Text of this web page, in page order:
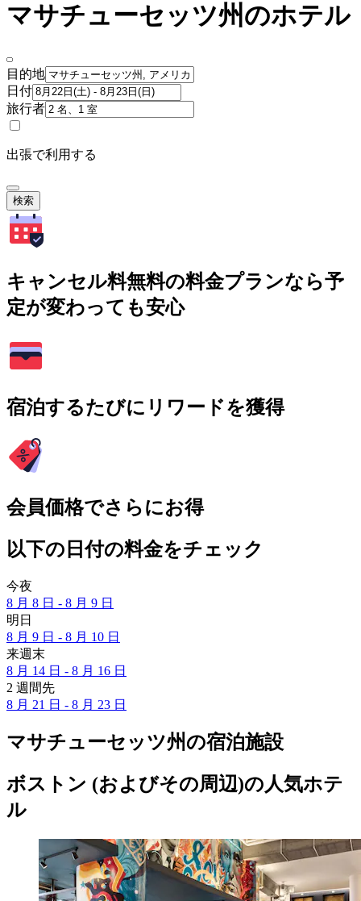
マサチューセッツ州のホテル
目的地
日付
旅行者
出張で利用する
検索
キャンセル料無料の料金プランなら予
定が変わっても安心
宿泊するたびにリワードを獲得
会員価格でさらにお得
以下の日付の料金をチェック
今夜
8 月 8 日 - 8 月 9 日
明日
8 月 9 日 - 8 月 10 日
来週末
8 月 14 日 - 8 月 16 日
2 週間先
8 月 21 日 - 8 月 23 日
マサチューセッツ州の宿泊施設
ボストン (およびその周辺)の人気ホテ
ル